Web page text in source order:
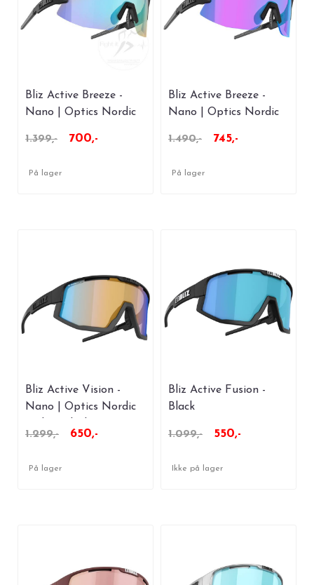
Bliz Active Breeze -
Nano | Optics Nordic
1.399,-
700,-
På lager
Bliz Active Breeze -
Nano | Optics Nordic
1.490,-
745,-
På lager
Bliz Active Vision -
Nano | Optics Nordic
1.299,-
650,-
På lager
Bliz Active Fusion -
Black
1.099,- 550,-
Ikke på lager